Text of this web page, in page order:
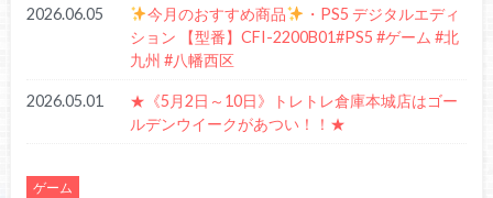
2026.06.05 今月のおすすめ商品
・PS5 デジタルエディ
ション 【型番】CFI-2200B01#PS5 #ゲーム #北
九州 #八幡西区
2026.05.01
★《5月2日～10日》トレトレ倉庫本城店はゴー
ルデンウイークがあつい！！★
ゲーム